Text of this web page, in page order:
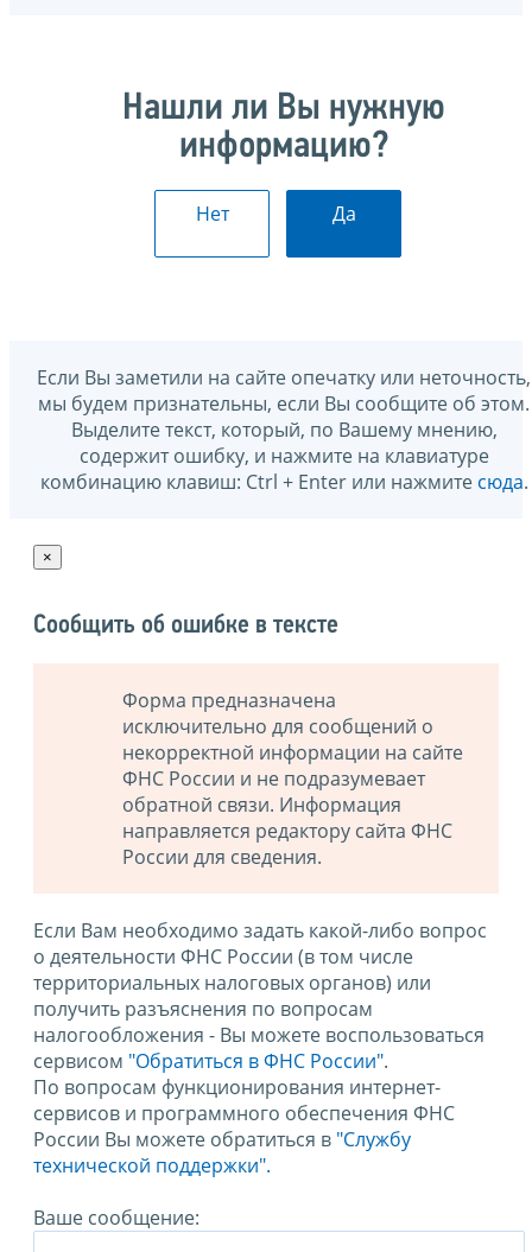
Нашли ли Вы нужную
информацию?
Нет Да
Если Вы заметили на сайте опечатку или неточность,
мы будем признательны, если Вы сообщите об этом.
Выделите текст, который, по Вашему мнению,
содержит ошибку, и нажмите на клавиатуре
комбинацию клавиш: Ctrl + Enter или нажмите сюда.
×
Сообщить об ошибке в тексте
Форма предназначена
исключительно для сообщений о
некорректной информации на сайте
ФНС России и не подразумевает
обратной связи. Информация
направляется редактору сайта ФНС
России для сведения.
Если Вам необходимо задать какой-либо вопрос
о деятельности ФНС России (в том числе
территориальных налоговых органов) или
получить разъяснения по вопросам
налогообложения - Вы можете воспользоваться
сервисом "Обратиться в ФНС России".
По вопросам функционирования интернет-
сервисов и программного обеспечения ФНС
России Вы можете обратиться в "Службу
технической поддержки".
Ваше сообщение: